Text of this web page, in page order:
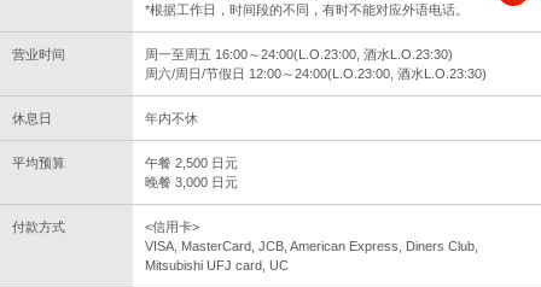
*根据工作日，时间段的不同，有时不能对应外语电话。
营业时间
周一至周五 16:00～24:00(L.O.23:00, 酒水L.O.23:30)
周六/周日/节假日 12:00～24:00(L.O.23:00, 酒水L.O.23:30)
休息日 年内不休
平均预算
午餐 2,500 日元
晚餐 3,000 日元
付款方式
<信用卡>
VISA, MasterCard, JCB, American Express, Diners Club,
Mitsubishi UFJ card, UC